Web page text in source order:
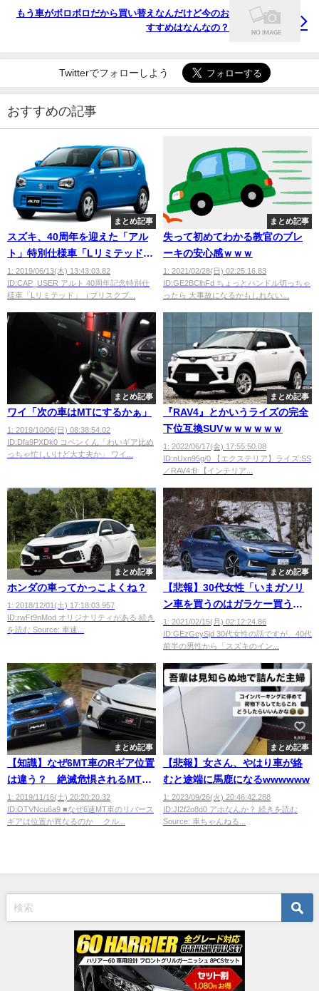
もう車がボロボロだから買い替えなんだけど今のお
すすめはなんなの？
Twitterでフォローしよう
おすすめの記事
まとめ記事
スズキ、40周年を迎えた「アル
ト」特別仕様車「Lリミテッド」
【95万5800円～106万3800円】
1: 2019/06/13(木) 13:43:03.82
ID:CAP_USER アルト 40周年記念特別仕
様車「Lリミテッド」（ブリスクブ...
まとめ記事
失って初めてわかる教官のブレ
ーキの安心感ｗｗｗ
1: 2021/02/28(日) 02:25:16.83
ID:GE2BClhFd ちょっとハンドル切っちゃ
ったら 大事故になるかもしれない...
まとめ記事
ワイ「次の車はMTにするかぁ」
1: 2019/10/06(日) 08:38:54.02
ID:Dfa9PXDk0 コペンくん「わいギア比め
っちゃ忙しいけど大丈夫か」 ワイ...
まとめ記事
『RAV4』とかいうライズの完全
下位互換SUVｗｗｗｗｗｗ
1: 2022/06/17(金) 17:55:50.08
ID:nUxn95g/0 【エクステリア】ライズ:SS
／RAV4:B 【インテリア...
まとめ記事
ホンダの車ってかっこよくね？
1: 2018/12/01(土) 17:18:03.957
ID:rwFt9nMod オリジナリティがある 続き
を読む Source: 車速...
まとめ記事
【悲報】30代女性「いまガソリ
ン車を買うのはガラケー買うの
と同じ」
1: 2021/02/15(月) 02:12:24.86
ID:GEzGcySjd 30代女性の話ですが、40代
前半の男性から「スズキのイン...
まとめ記事
【知識】なぜ6MT車のRギア位置
は違う？ 絶滅危惧されるMT車
の現状とは
1: 2019/11/16(土) 20:20:20.32
ID:OTVNcu6a9 ■なぜ6速MT車のリバース
ギアは位置が異なるのか クル...
まとめ記事
【悲報】女さん、やはり車が絡
むと途端に馬鹿になるwwwwww
1: 2023/09/26(火) 20:46:42.288
ID:JI2f2o8d0 アホなんか？ 続きを読む
Source: 車ちゃんねる...